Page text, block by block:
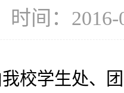
时间：
校学生处、